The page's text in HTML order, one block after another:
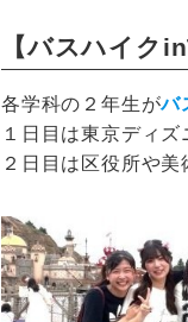
【バスハイク
各学科の２年生がバ
１日目は東京ディ
２日目は区役所や